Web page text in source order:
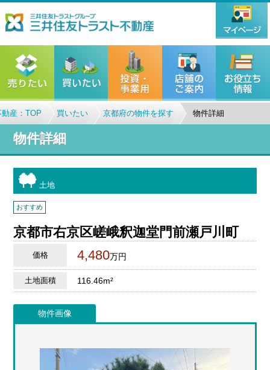
産：TOP 買いたい 京都府の物件を探す 物件詳細
物件詳細
土地
おすすめ
京都市右京区嵯峨釈迦堂門前瀬戸川町
価格 4,480万円
土地面積 116.46m²
物件画像